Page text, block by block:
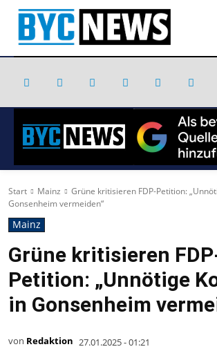
Start Mainz
Grüne kritisieren FDP-Petition:
Gonsenheim vermeiden“
Mainz
Grüne kritisieren
Petition: „Unnötige
in Gonsenheim
von Redaktion 27.01.2025 - 01:21